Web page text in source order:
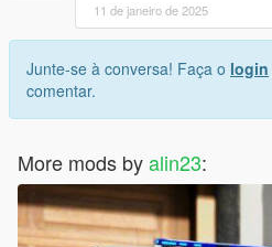
11 de janeiro de 2025
Junte-se à conversa! Faça o login
comentar.
More mods byalin23: